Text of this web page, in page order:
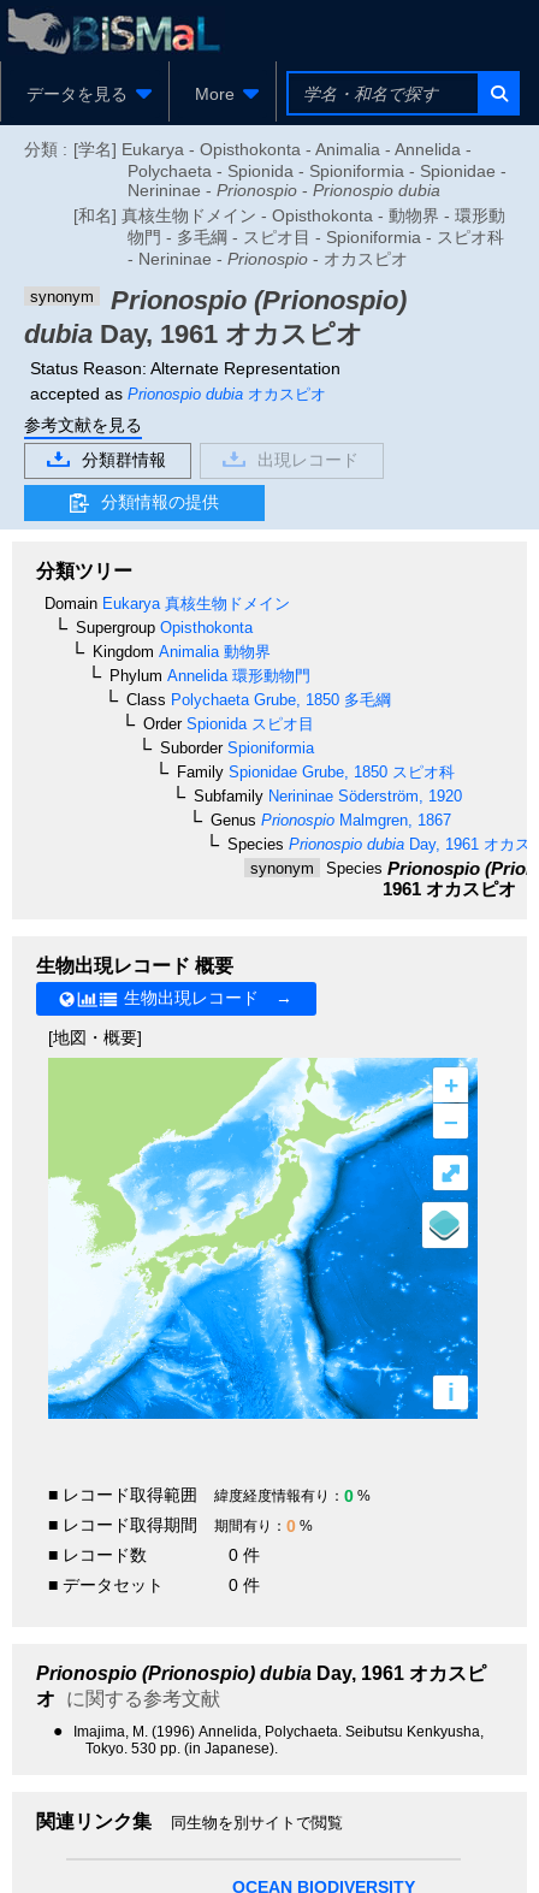
データを見る More
分類 : [学名] Eukarya - Opisthokonta - Animalia - Annelida -
Polychaeta - Spionida - Spioniformia - Spionidae -
Nerininae - Prionospio - Prionospio dubia
[和名] 真核生物ドメイン - Opisthokonta - 動物界 - 環形動
物門 - 多毛綱 - スピオ目 - Spioniformia - スピオ科
- Nerininae - Prionospio - オカスピオ
synonym
Prionospio (Prionospio)
dubia Day, 1961 オカスピオ
Status Reason: Alternate Representation
accepted as Prionospio dubia オカスピオ
参考文献を見る
分類群情報
出現レコード
分類情報の提供
分類ツリー
Domain Eukarya 真核生物ドメイン
Supergroup Opisthokonta
Kingdom Animalia 動物界
Phylum Annelida 環形動物門
Class Polychaeta Grube, 1850 多毛綱
OrderSpionida スピオ目
SuborderSpioniformia
Family Spionidae Grube, 1850 スピオ科
Subfamily Nerininae Söderström, 1920
Genus Prionospio Malmgren, 1867
Species Prionospio dubia Day, 1961 オカス
synonym
Species Prionospio
1961 オカスピオ
生物出現レコード 概要
生物出現レコード →
[地図・概要]
+
–
i
⤢
■ レコード取得範囲 緯度経度情報有り： 0 %
■ レコード取得期間 期間有り： 0 %
■ レコード数
0 件
■ データセット
0 件
Prionospio (Prionospio) dubia Day, 1961 オカスピ
オ
に関する参考文献
●
Imajima, M. (1996) Annelida, Polychaeta. Seibutsu Kenkyusha,
Tokyo. 530 pp. (in Japanese).
関連リンク集 同生物を別サイトで閲覧
OCEAN BIODIVERSITY